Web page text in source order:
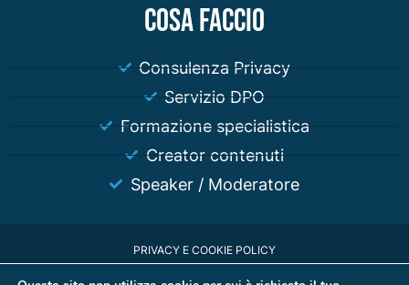
COSA FACCIO
Consulenza Privacy
Servizio DPO
Formazione specialistica
Creator contenuti
Speaker / Moderatore
PRIVACY E COOKIE POLICY